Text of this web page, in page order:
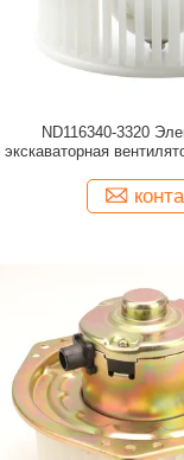
ND116340-3320
экскаваторная